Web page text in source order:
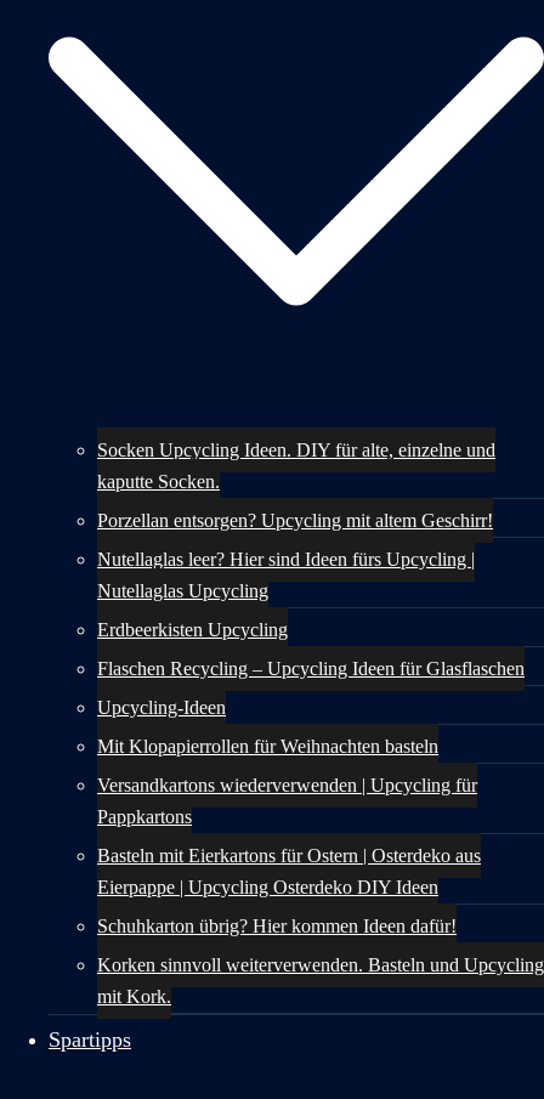
Socken Upcycling Ideen. DIY für alte, einzelne und
kaputte Socken.
Porzellan entsorgen? Upcycling mit altem Geschirr!
Nutellaglas leer? Hier sind Ideen fürs Upcycling |
Nutellaglas Upcycling
Erdbeerkisten Upcycling
Flaschen Recycling – Upcycling Ideen für Glasflaschen
Upcycling-Ideen
Mit Klopapierrollen für Weihnachten basteln
Versandkartons wiederverwenden | Upcycling für
Pappkartons
Basteln mit Eierkartons für Ostern | Osterdeko aus
Eierpappe | Upcycling Osterdeko DIY Ideen
Schuhkarton übrig? Hier kommen Ideen dafür!
Korken sinnvoll weiterverwenden. Basteln und Upcycling
mit Kork.
Spartipps